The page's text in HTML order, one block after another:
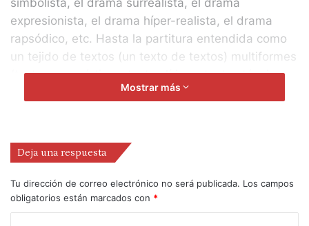
simbolista, el drama surrealista, el drama
expresionista, el drama híper-realista, el drama
rapsódico, etc. Hasta la partitura entendida como
un tejido de textos (un texto de textos) multiformes
(textos ensayísticos, textos líricos, textos técnicos,
textos legislativos, textos coreográficos, textos
La Dramaturgia, como arte (artificio y oficio) de
composición de acciones para un espectáculo,
integra multiplicidad de textos y es, en sí misma, un
texto, entendido éste como un tejido de acciones.
Mostrar más
Deja una respuesta
Tu dirección de correo electrónico no será publicada. Los campos
obligatorios están marcados con *